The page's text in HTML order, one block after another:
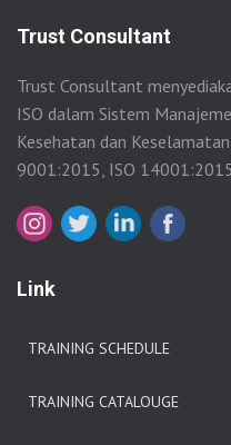
Trust Consultant
Trust Consultant
ISO dalam Sistem
Kesehatan dan
9001:2015, ISO
Link
TRAINING SCHEDULE
TRAINING CATALOUGE